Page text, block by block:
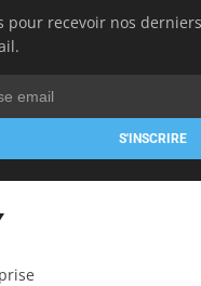
pour recevoir nos
S'INSCRIRE